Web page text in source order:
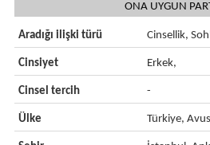
ONA UYGUN
Aradığı ilişki türü Cinsellik,
Cinsiyet Erkek,
Cinsel tercih -
Ülke Türkiye,